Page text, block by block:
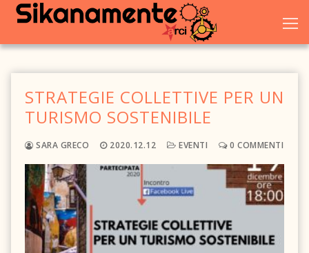
Vai
contenuto
Home
Chi siamo
Galleria
STRATEGIE COLLETTIVE PER UN
TURISMO SOSTENIBILE
SARA GRECO 2020.12.12 EVENTI 0 COMMENTI